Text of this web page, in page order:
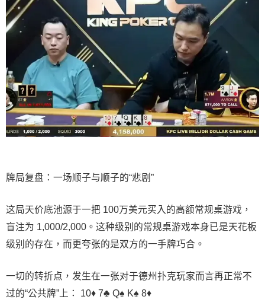
牌局复盘：一场顺子与顺子的“悲剧”
这局天价底池源于一把 100万美元买入的高额常规桌游戏，
盲注为 1,000/2,000。这种级别的常规桌游戏本身已是天花板
级别的存在，而更夸张的是双方的一手牌巧合。
一切的转折点，发生在一张对于德州扑克玩家而言再正常不
过的“公共牌”上： 10♦ 7♣ Q♠ K♠ 8♦